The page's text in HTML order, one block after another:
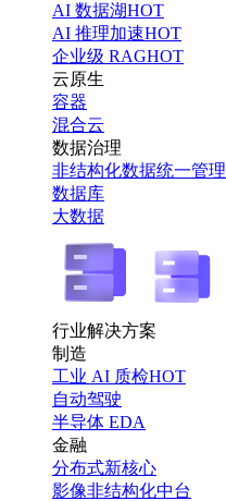
AI 数据湖HOT
AI 推理加速HOT
企业级 RAGHOT
云原生
容器
混合云
数据治理
非结构化数据统一管理
数据库
大数据
行业解决方案
制造
工业 AI 质检HOT
自动驾驶
半导体 EDA
金融
分布式新核心
影像非结构化中台